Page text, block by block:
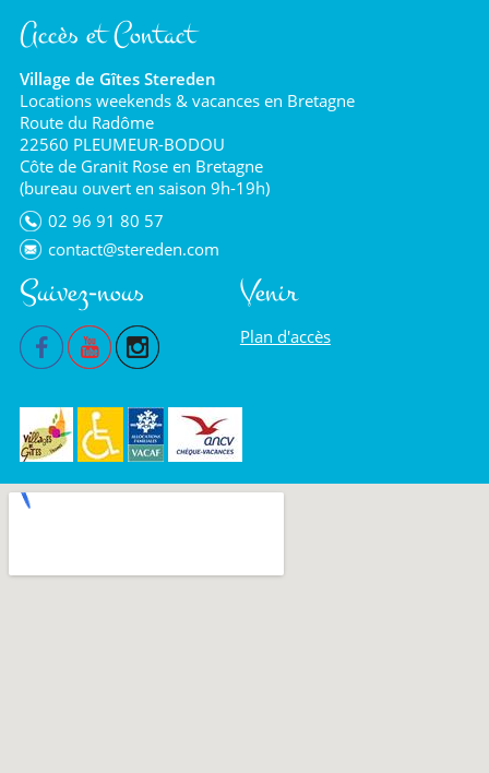
Accès et Contact
Village de Gîtes Stereden
Locations weekends & vacances en Bretagne
Route du Radôme
22560 PLEUMEUR-BODOU
Côte de Granit Rose en Bretagne
(bureau ouvert en saison 9h-19h)
02 96 91 80 57
contact@stereden.com
Suivez-nous Venir
Plan d'accès